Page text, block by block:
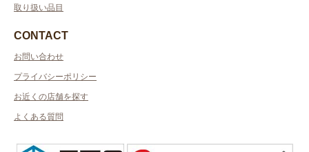
取り扱い品目
CONTACT
お問い合わせ
プライバシーポリシー
お近くの店舗を探す
よくある質問